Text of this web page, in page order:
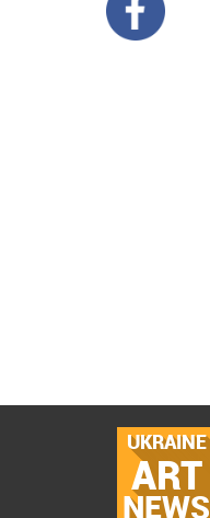
UKRAINE
ART
NEWS